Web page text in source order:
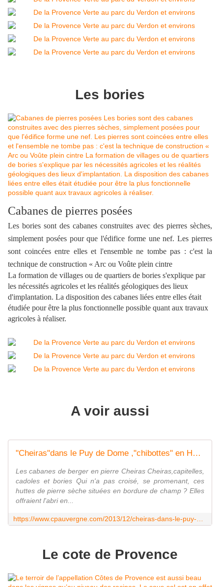
Les bories
Cabanes de pierres posées
Les bories sont des cabanes construites avec des pierres sèches,
simplement posées pour que l'édifice forme une nef. Les pierres
sont coincées entre elles et l'ensemble ne tombe pas : c'est la
technique de construction « Arc ou Voûte plein cintre
La formation de villages ou de quartiers de bories s'explique par
les nécessités agricoles et les réalités géologiques des lieux
d'implantation. La disposition des cabanes liées entre elles était
étudiée pour être la plus fonctionnelle possible quant aux travaux
agricoles à réaliser.
A voir aussi
"Cheiras"dans le Puy de Dome ,"chibottes" en Haute-Loire - L'Auvergne Vue par Papou Poustache
Les cabanes de berger en pierre Cheiras Cheiras,capitelles,
cadoles et bories Qui n'a pas croisé, se promenant, ces
huttes de pierre sèche situées en bordure de champ ? Elles
offraient l'abri en...
Le cote de Provence